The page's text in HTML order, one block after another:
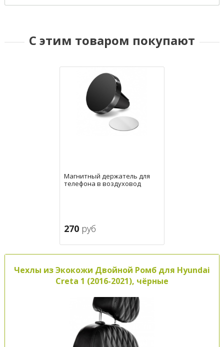
С этим товаром покупают
Магнитный держатель для
телефона в воздуховод
270 руб
Чехлы из Экокожи Двойной Ромб для Hyundai
Creta 1 (2016-2021), чёрные